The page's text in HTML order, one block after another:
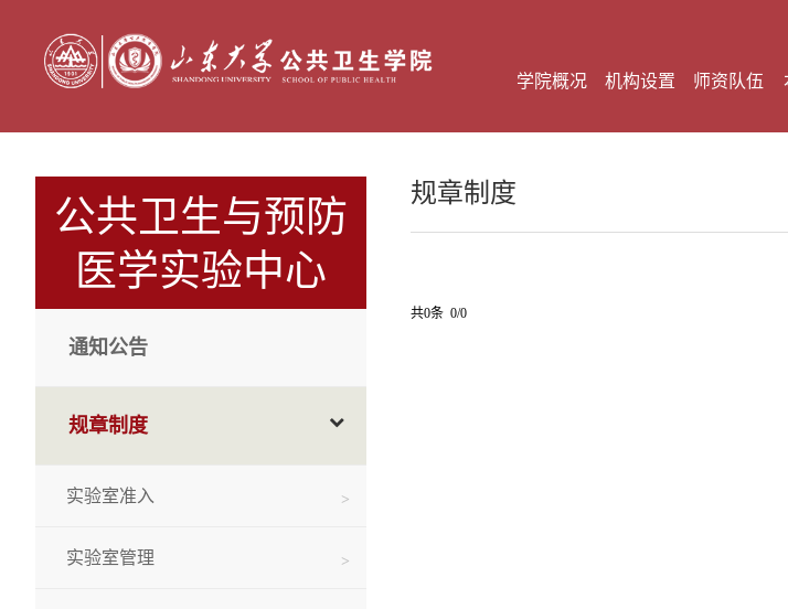
学院概况 机构设置 师资队伍
公共卫生与预防
医学实验中心
通知公告
规章制度
实验室准入
实验室管理
规章制度
共0条 0/0